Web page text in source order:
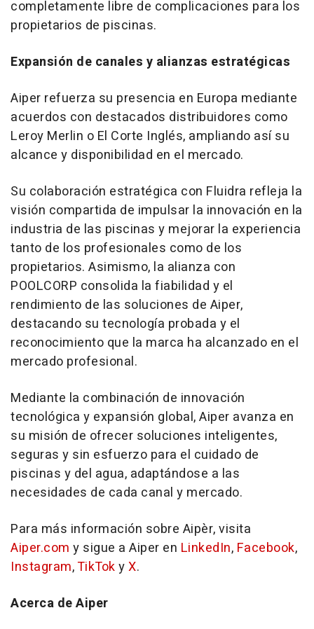
completamente libre de complicaciones para los
propietarios de piscinas.
Expansión de canales y alianzas estratégicas
Aiper refuerza su presencia en Europa mediante
acuerdos con destacados distribuidores como
Leroy Merlin o El Corte Inglés, ampliando así su
alcance y disponibilidad en el mercado.
Su colaboración estratégica con Fluidra refleja la
visión compartida de impulsar la innovación en la
industria de las piscinas y mejorar la experiencia
tanto de los profesionales como de los
propietarios. Asimismo, la alianza con
POOLCORP consolida la fiabilidad y el
rendimiento de las soluciones de Aiper,
destacando su tecnología probada y el
reconocimiento que la marca ha alcanzado en el
mercado profesional.
Mediante la combinación de innovación
tecnológica y expansión global, Aiper avanza en
su misión de ofrecer soluciones inteligentes,
seguras y sin esfuerzo para el cuidado de
piscinas y del agua, adaptándose a las
necesidades de cada canal y mercado.
Para más información sobre Aipèr, visita
Aiper.com y sigue a Aiper en LinkedIn, Facebook,
Instagram,TikTokyX.
Acerca de Aiper